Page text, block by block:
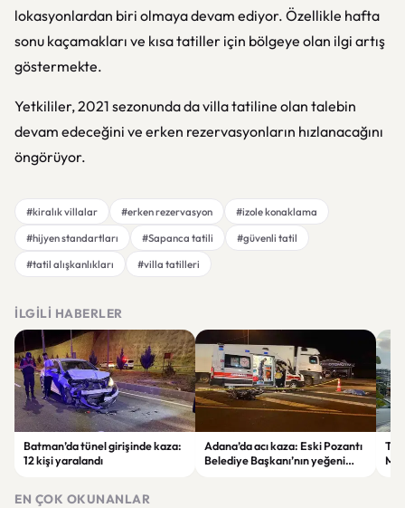
lokasyonlardan biri olmaya devam ediyor. Özellikle hafta
sonu kaçamakları ve kısa tatiller için bölgeye olan ilgi artış
göstermekte.
Yetkililer, 2021 sezonunda da villa tatiline olan talebin
devam edeceğini ve erken rezervasyonların hızlanacağını
öngörüyor.
#kiralık villalar #erken rezervasyon
#izole konaklama
#hijyen standartları
#Sapanca tatili
#güvenli tatil
#tatil alışkanlıkları
#villa tatilleri
İLGILI HABERLER
Batman’da tünel girişinde kaza:
12 kişi yaralandı
Adana’da acı kaza: Eski Pozantı
Belediye Başkanı’nın yeğeni
EN ÇOK OKUNANLAR